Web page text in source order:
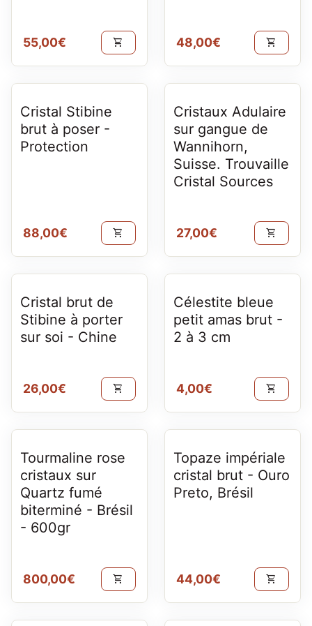
Prix normal
55,00€ shopping_cart Prix normal
48,00€ shopping_cart
Cristal Stibine
brut à poser -
Protection
Prix normal
88,00€ shopping_cart
Cristaux Adulaire
sur gangue de
Wannihorn,
Suisse. Trouvaille
Cristal Sources
Prix normal
27,00€ shopping_cart
Cristal brut de
Stibine à porter
sur soi - Chine
Prix normal
26,00€ shopping_cart
Célestite bleue
petit amas brut -
2 à 3 cm
Prix normal
4,00€ shopping_cart
Tourmaline rose
cristaux sur
Quartz fumé
biterminé - Brésil
- 600gr
Prix normal
800,00€ shopping_cart
Topaze impériale
cristal brut - Ouro
Preto, Brésil
Prix normal
44,00€ shopping_cart